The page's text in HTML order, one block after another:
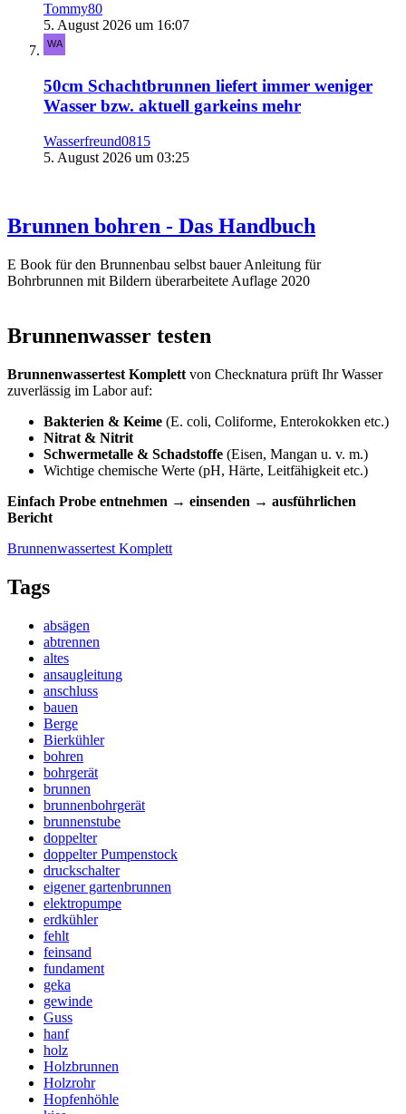
Tommy80
5. August 2026 um 16:07
50cm Schachtbrunnen liefert immer weniger
Wasser bzw. aktuell garkeins mehr
Wasserfreund0815
5. August 2026 um 03:25
Brunnen bohren - Das Handbuch
E Book für den Brunnenbau selbst bauer Anleitung für
Bohrbrunnen mit Bildern überarbeitete Auflage 2020
Brunnenwasser testen
Brunnenwassertest Komplett von Checknatura prüft Ihr Wasser
zuverlässig im Labor auf:
Bakterien & Keime (E. coli, Coliforme, Enterokokken etc.)
Nitrat & Nitrit
Schwermetalle & Schadstoffe (Eisen, Mangan u. v. m.)
Wichtige chemische Werte (pH, Härte, Leitfähigkeit etc.)
Einfach Probe entnehmen → einsenden → ausführlichen
Bericht
Brunnenwassertest Komplett
Tags
absägen
abtrennen
altes
ansaugleitung
anschluss
bauen
Berge
Bierkühler
bohren
bohrgerät
brunnen
brunnenbohrgerät
brunnenstube
doppelter
doppelter Pumpenstock
druckschalter
eigener gartenbrunnen
elektropumpe
erdkühler
fehlt
feinsand
fundament
geka
gewinde
Guss
hanf
holz
Holzbrunnen
Holzrohr
Hopfenhöhle